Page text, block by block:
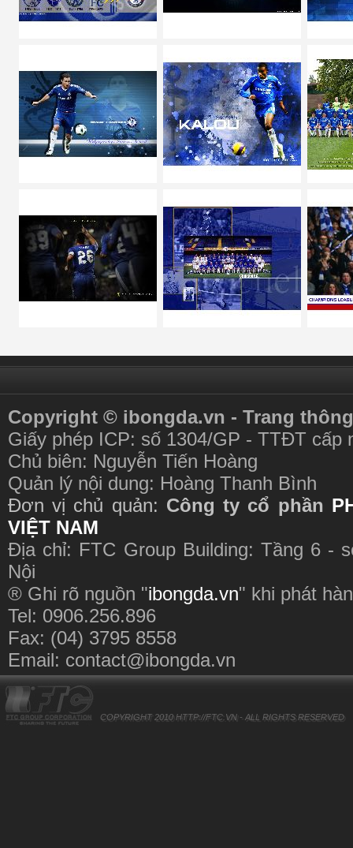
Copyright © ibongda.vn - Trang
Giấy phép ICP: số 1304/GP - TTĐT cấp
Chủ biên: Nguyễn Tiến Hoàng
Quản lý nội dung: Hoàng Thanh Bình
Đơn vị chủ quản: Công ty cổ phần
VIỆT NAM
Địa chỉ: FTC Group Building: Tầng 6 -
Nội
® Ghi rõ nguồn "ibongda.vn" khi phát
Tel: 0906.256.896
Fax: (04) 3795 8558
Email: contact@ibongda.vn
COPYRIGHT 2010 HTTP://FTC.VN - ALL RIGHTS RESERVED